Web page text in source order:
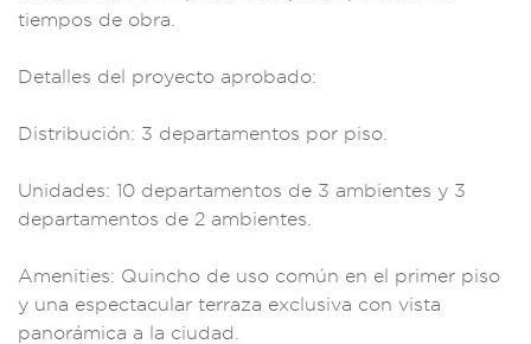
tiempos de obra.
Detalles del proyecto aprobado:
Distribución: 3 departamentos por piso.
Unidades: 10 departamentos de 3 ambientes y 3
departamentos de 2 ambientes.
Amenities: Quincho de uso común en el primer piso
y una espectacular terraza exclusiva con vista
panorámica a la ciudad.